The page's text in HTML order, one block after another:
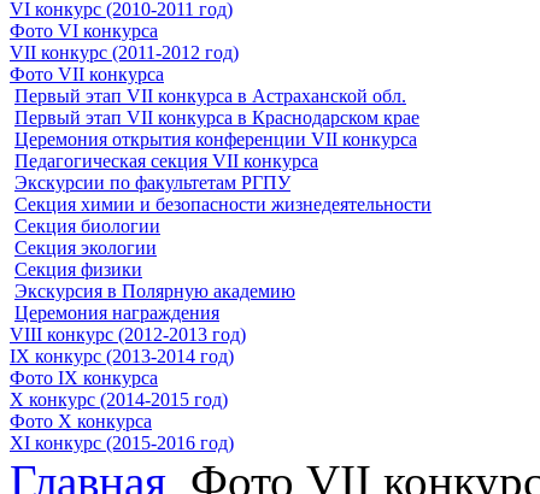
VI конкурс (2010-2011 год)
Фото VI конкурса
VII конкурс (2011-2012 год)
Фото VII конкурса
Первый этап VII конкурса в Астраханской обл.
Первый этап VII конкурса в Краснодарском крае
Церемония открытия конференции VII конкурса
Педагогическая секция VII конкурса
Экскурсии по факультетам РГПУ
Секция химии и безопасности жизнедеятельности
Секция биологии
Секция экологии
Секция физики
Экскурсия в Полярную академию
Церемония награждения
VIII конкурс (2012-2013 год)
IX конкурс (2013-2014 год)
Фото IX конкурса
X конкурс (2014-2015 год)
Фото X конкурса
XI конкурс (2015-2016 год)
Главная Фото VII